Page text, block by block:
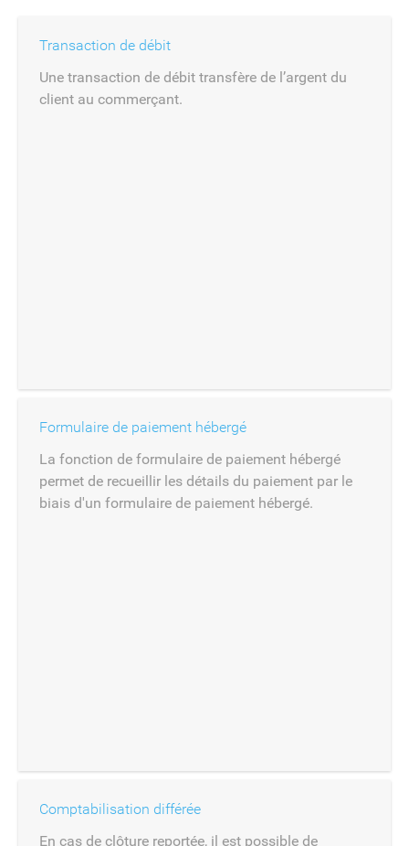
Transaction de débit
Une transaction de débit transfère de l’argent du
client au commerçant.
Formulaire de paiement hébergé
La fonction de formulaire de paiement hébergé
permet de recueillir les détails du paiement par le
biais d'un formulaire de paiement hébergé.
Comptabilisation différée
En cas de clôture reportée, il est possible de